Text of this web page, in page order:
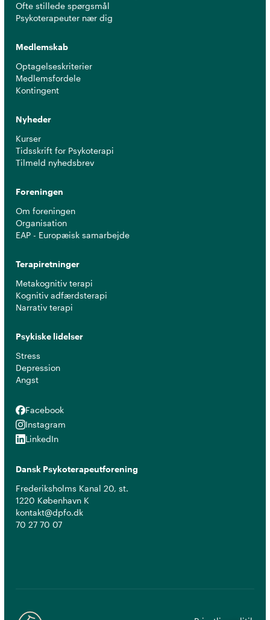
Ofte stillede spørgsmål
Psykoterapeuter nær dig
Medlemskab
Optagelseskriterier
Medlemsfordele
Kontingent
Nyheder
Kurser
Tidsskrift for Psykoterapi
Tilmeld nyhedsbrev
Foreningen
Om foreningen
Organisation
EAP - Europæisk samarbejde
Terapiretninger
Metakognitiv terapi
Kognitiv adfærdsterapi
Narrativ terapi
Psykiske lidelser
Stress
Depression
Angst
Facebook
Facebook
Instagram
Instagram
LinkedIn
LinkedIn
Dansk Psykoterapeutforening
Frederiksholms Kanal 20, st.
1220 København K
kontakt@dpfo.dk
70 27 70 07